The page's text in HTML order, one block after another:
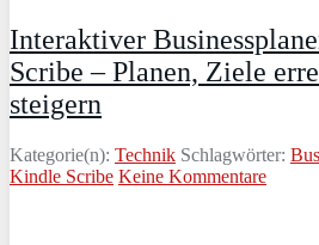
Interaktiver
Scribe – Planen, Ziele
steigern
Kategorie(n): Technik Schlagwörter:
Kindle Scribe Keine Kommentare